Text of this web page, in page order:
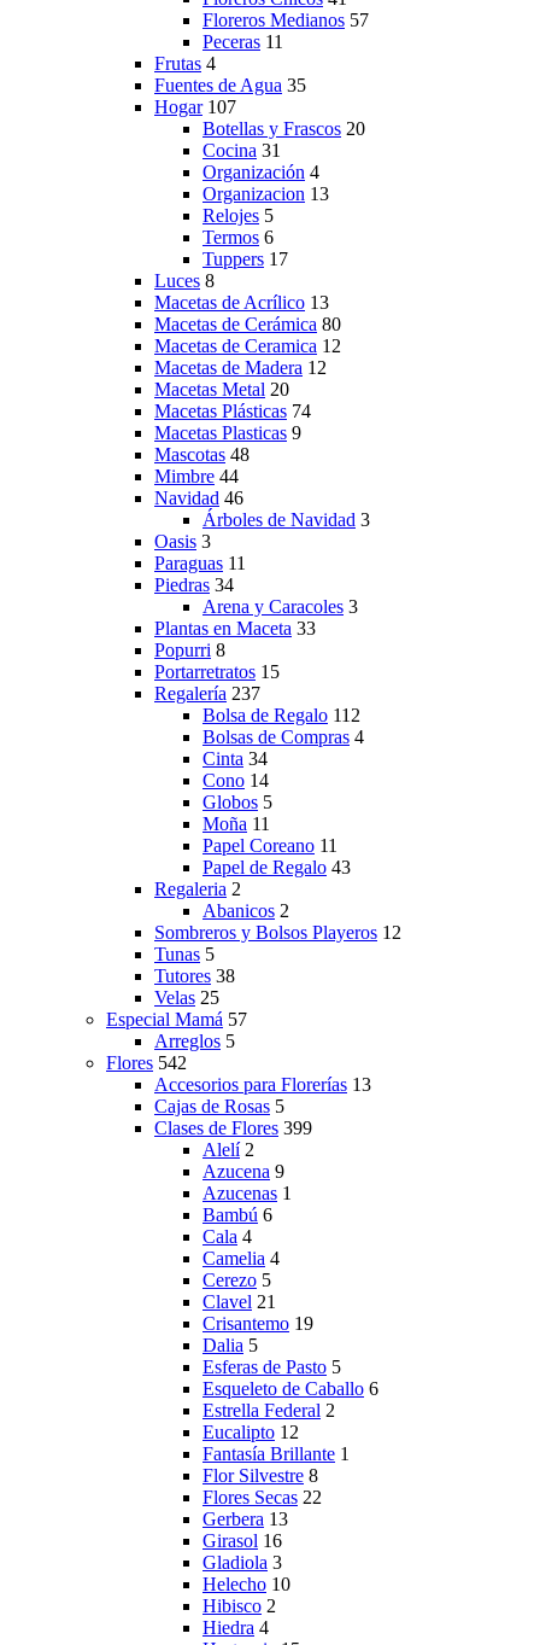
Floreros Medianos 57
Peceras 11
Frutas 4
Fuentes de Agua 35
Hogar 107
Botellas y Frascos 20
Cocina 31
Organización 4
Organizacion 13
Relojes 5
Termos 6
Tuppers 17
Luces 8
Macetas de Acrílico 13
Macetas de Cerámica 80
Macetas de Ceramica 12
Macetas de Madera 12
Macetas Metal 20
Macetas Plásticas 74
Macetas Plasticas 9
Mascotas 48
Mimbre 44
Navidad 46
Árboles de Navidad 3
Oasis 3
Paraguas 11
Piedras 34
Arena y Caracoles 3
Plantas en Maceta 33
Popurri 8
Portarretratos 15
Regalería 237
Bolsa de Regalo 112
Bolsas de Compras 4
Cinta 34
Cono 14
Globos 5
Moña 11
Papel Coreano 11
Papel de Regalo 43
Regaleria 2
Abanicos 2
Sombreros y Bolsos Playeros 12
Tunas 5
Tutores 38
Velas 25
Especial Mamá 57
Arreglos 5
Flores 542
Accesorios para Florerías 13
Cajas de Rosas 5
Clases de Flores 399
Alelí 2
Azucena 9
Azucenas 1
Bambú 6
Cala 4
Camelia 4
Cerezo 5
Clavel 21
Crisantemo 19
Dalia 5
Esferas de Pasto 5
Esqueleto de Caballo 6
Estrella Federal 2
Eucalipto 12
Fantasía Brillante 1
Flor Silvestre 8
Flores Secas 22
Gerbera 13
Girasol 16
Gladiola 3
Helecho 10
Hibisco 2
Hiedra 4